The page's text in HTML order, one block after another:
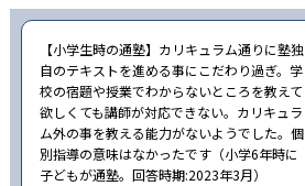
【小学生時の通塾】カリキュラム通りに塾独
自のテキストを進める事にこだわり過ぎ。学
校の宿題や授業でわからないところを教えて
欲しくても講師が対応できない。カリキュラ
ム外の事を教える能力がないようでした。個
別指導の意味はなかったです（小学6年時に
子どもが通塾。回答時期:2023年3月）